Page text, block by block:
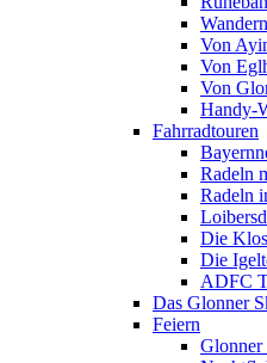
Von
Von
Von
Handy-
Fahrradtouren
Radeln
Radeln
Die
Die
ADFC
Das Glonner
Feiern